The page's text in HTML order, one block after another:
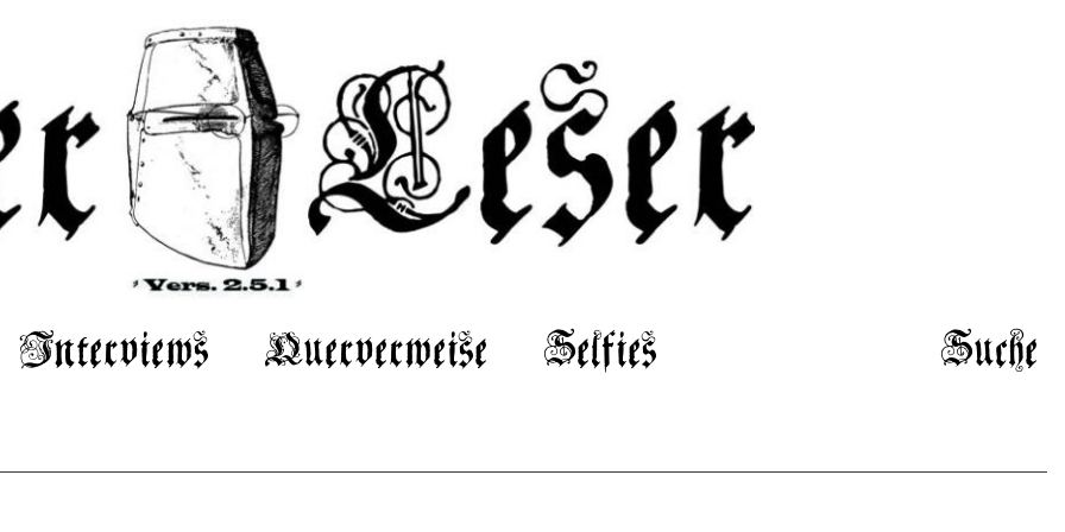
Interviews Querverweise Selfies Suche